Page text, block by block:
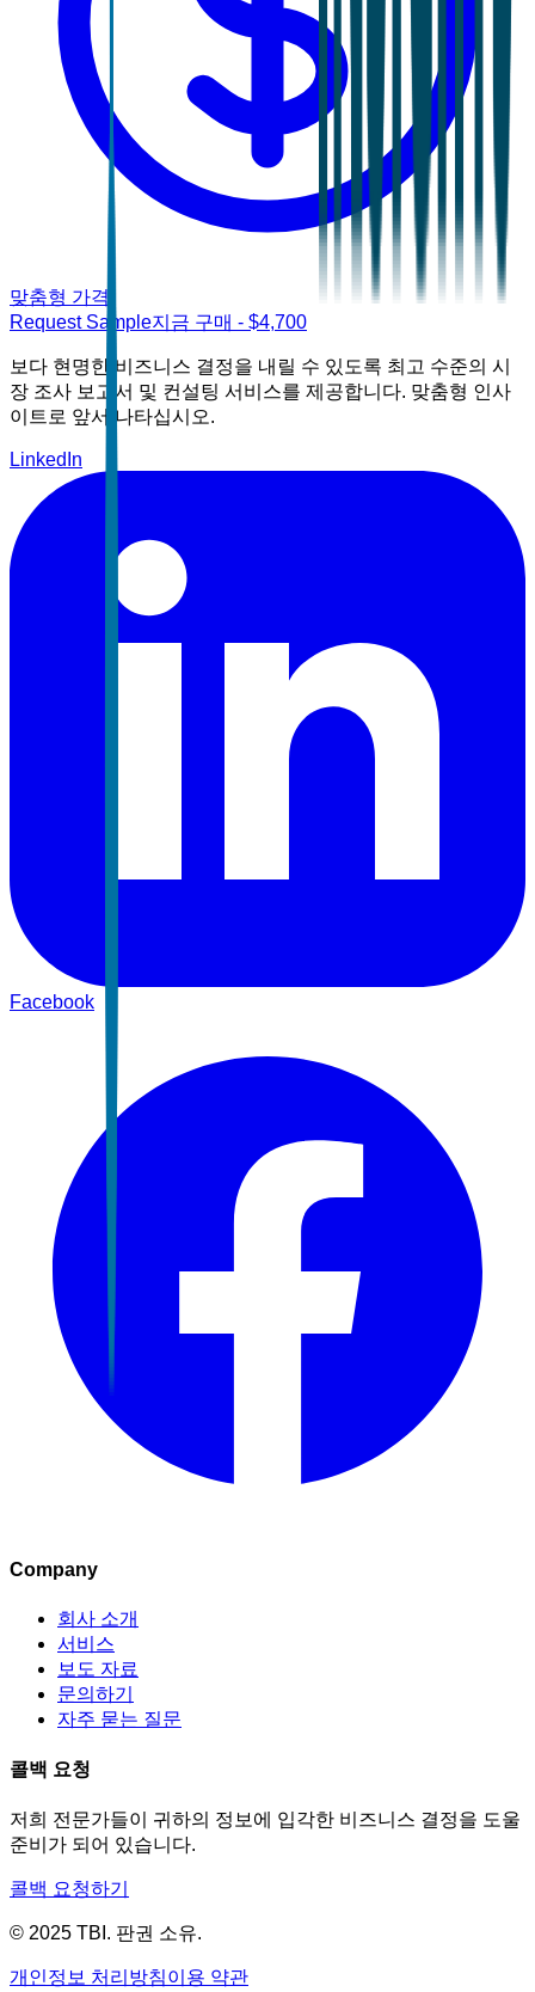
맞춤형 가격
Request Sample지금 구매 - $4,700
보다 현명한 비즈니스 결정을 내릴 수 있도록 최고 수준의 시
장 조사 보고서 및 컨설팅 서비스를 제공합니다. 맞춤형 인사
이트로 앞서 나타십시오.
LinkedIn
Facebook
Company
회사 소개
서비스
보도 자료
문의하기
자주 묻는 질문
콜백 요청
저희 전문가들이 귀하의 정보에 입각한 비즈니스 결정을 도울
준비가 되어 있습니다.
콜백 요청하기
© 2025 TBI. 판권 소유.
개인정보 처리방침이용 약관